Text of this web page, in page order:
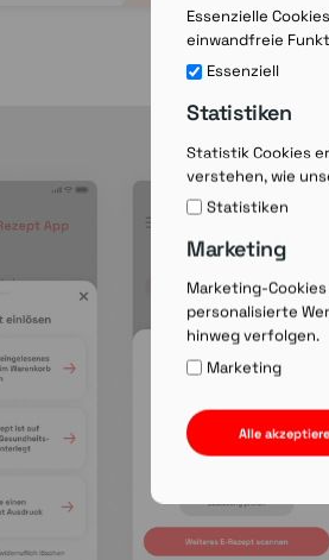
Essenzielle
einwandfreie
Essenziell
Statistiken
Statistik Cookies
verstehen, wie
Statistiken
Marketing
Marketing-
personalisierte
hinweg verfolgen.
Marketing
Alle